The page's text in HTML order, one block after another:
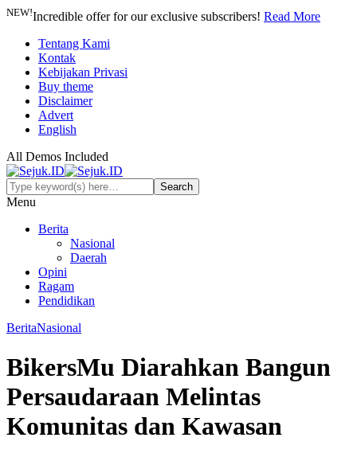
NEW!Incredible offer for our exclusive subscribers! Read More
Tentang Kami
Kontak
Kebijakan Privasi
Buy theme
Disclaimer
Advert
English
All Demos Included
Menu
Berita
Nasional
Daerah
Opini
Ragam
Pendidikan
BeritaNasional
BikersMu Diarahkan Bangun
Persaudaraan Melintas
Komunitas dan Kawasan